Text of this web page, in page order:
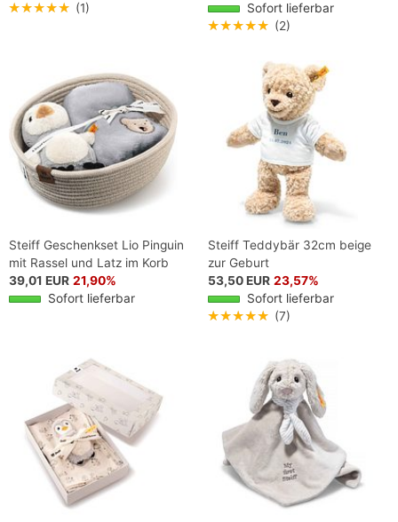
★★★★★ (1)
Sofort lieferbar
★★★★★ (2)
Steiff Geschenkset Lio Pinguin
mit Rassel und Latz im Korb
39,01 EUR 21,90%
Sofort lieferbar
Steiff Teddybär 32cm beige
zur Geburt
53,50 EUR 23,57%
Sofort lieferbar
★★★★★ (7)